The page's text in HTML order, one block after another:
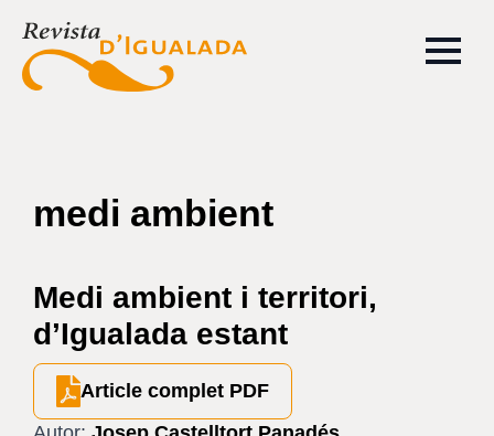
medi ambient
Medi ambient i territori,
d’Igualada estant
Article complet PDF